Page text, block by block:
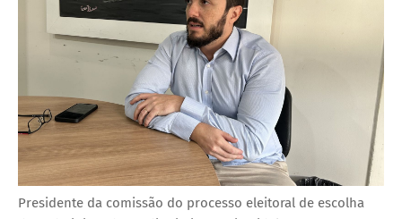
Presidente da comissão do processo eleitoral de escolha